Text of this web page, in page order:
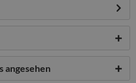
angesehen